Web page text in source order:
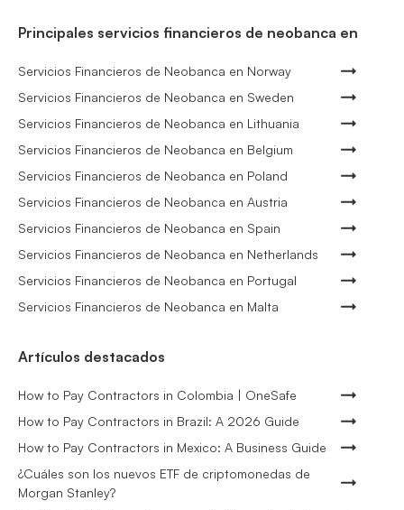
Principales servicios financieros de neobanca en
Servicios Financieros de Neobanca en Norway
Servicios Financieros de Neobanca en Sweden
Servicios Financieros de Neobanca en Lithuania
Servicios Financieros de Neobanca en Belgium
Servicios Financieros de Neobanca en Poland
Servicios Financieros de Neobanca en Austria
Servicios Financieros de Neobanca en Spain
Servicios Financieros de Neobanca en Netherlands
Servicios Financieros de Neobanca en Portugal
Servicios Financieros de Neobanca en Malta
Artículos destacados
How to Pay Contractors in Colombia | OneSafe
How to Pay Contractors in Brazil: A 2026 Guide
How to Pay Contractors in Mexico: A Business Guide
¿Cuáles son los nuevos ETF de criptomonedas de
Morgan Stanley?